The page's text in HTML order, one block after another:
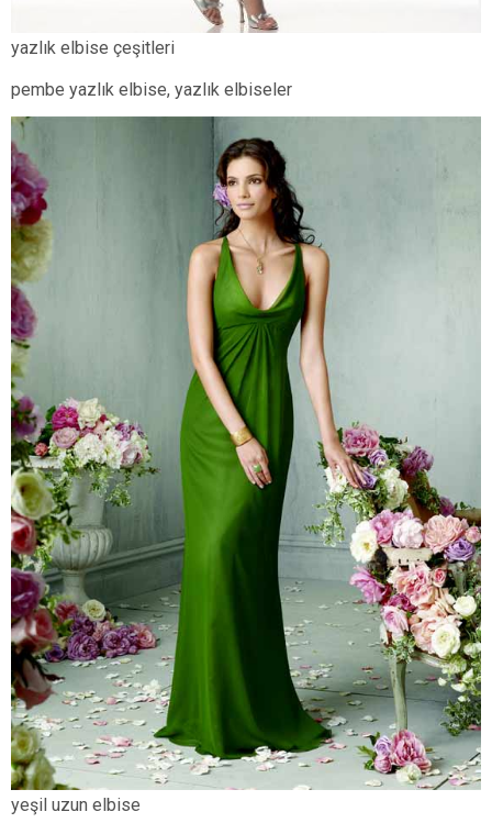
yazlık elbise çeşitleri
pembe yazlık elbise, yazlık elbiseler
yeşil uzun elbise